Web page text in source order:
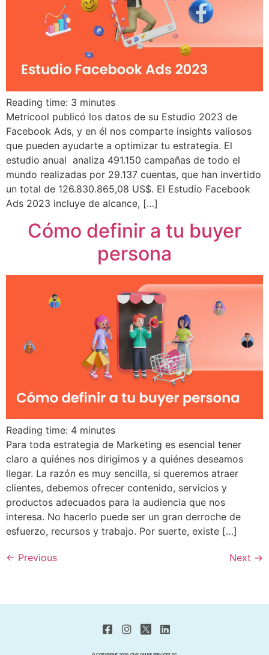
Reading time: 3 minutes
Metricool publicó los datos de su Estudio 2023 de
Facebook Ads, y en él nos comparte insights valiosos
que pueden ayudarte a optimizar tu estrategia. El
estudio anual analiza 491.150 campañas de todo el
mundo realizadas por 29.137 cuentas, que han invertido
un total de 126.830.865,08 US$. El Estudio Facebook
Ads 2023 incluye de alcance, […]
Cómo definir a tu buyer
persona
Reading time: 4 minutes
Para toda estrategia de Marketing es esencial tener
claro a quiénes nos dirigimos y a quiénes deseamos
llegar. La razón es muy sencilla, si queremos atraer
clientes, debemos ofrecer contenido, servicios y
productos adecuados para la audiencia que nos
interesa. No hacerlo puede ser un gran derroche de
esfuerzo, recursos y trabajo. Por suerte, existe […]
← Previous Next →